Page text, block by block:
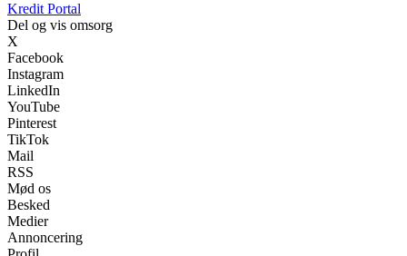
Kredit Portal
Del og vis omsorg
X
Facebook
Instagram
LinkedIn
YouTube
Pinterest
TikTok
Mail
RSS
Mød os
Besked
Medier
Annoncering